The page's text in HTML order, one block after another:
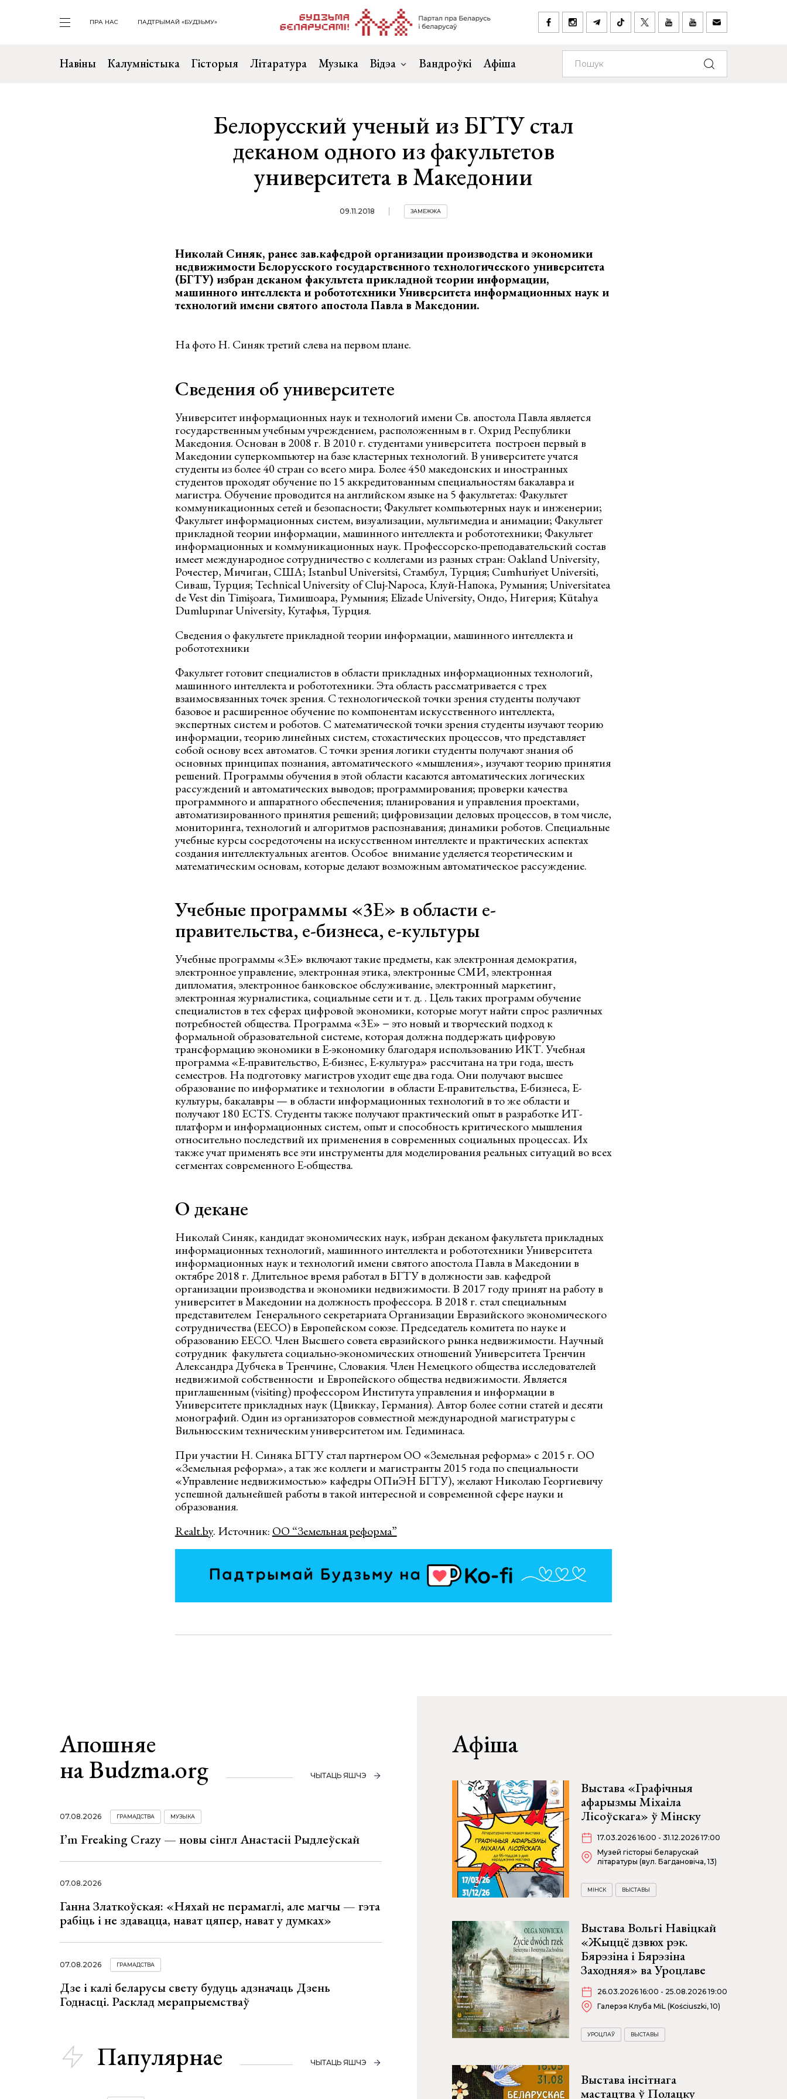
ПРА НАС ПАДТРЫМАЙ «БУДЗЬМУ»
Навіны Калумністыка Гісторыя Літаратура Музыка Відэа Вандроўкі Афіша
Белорусский ученый из БГТУ стал
деканом одного из факультетов
университета в Македонии
09.11.2018 ЗАМЕЖЖА
Николай Синяк, ранее зав.кафедрой организации производства и экономики
недвижимости Белорусского государственного технологического университета
(БГТУ) избран деканом факультета прикладной теории информации,
машинного интеллекта и робототехники Университета информационных наук и
технологий имени святого апостола Павла в Македонии.
На фото Н. Синяк третий слева на первом плане.
Сведения об университете
Университет информационных наук и технологий имени Св. апостола Павла является
государственным учебным учреждением, расположенным в г. Охрид Республики
Македония. Основан в 2008 г. В 2010 г. студентами университета построен первый в
Македонии суперкомпьютер на базе кластерных технологий. В университете учатся
студенты из более 40 стран со всего мира. Более 450 македонских и иностранных
студентов проходят обучение по 15 аккредитованным специальностям бакалавра и
магистра. Обучение проводится на английском языке на 5 факультетах: Факультет
коммуникационных сетей и безопасности; Факультет компьютерных наук и инженерии;
Факультет информационных систем, визуализации, мультимедиа и анимации; Факультет
прикладной теории информации, машинного интеллекта и робототехники; Факультет
информационных и коммуникационных наук. Профессорско-преподавательский состав
имеет международное сотрудничество с коллегами из разных стран: Oakland University,
Рочестер, Мичиган, США; Istanbul Universitsi, Стамбул, Турция; Cumhuriyet Universiti,
Сиваш, Турция; Technical University of Cluj-Napoca, Клуй-Напока, Румыния; Universitatea
de Vest din Timişoara, Тимишоара, Румыния; Elizade University, Ондо, Нигерия; Kütahya
Dumlupınar University, Кутафья, Турция.
Сведения о факультете прикладной теории информации, машинного интеллекта и
робототехники
Факультет готовит специалистов в области прикладных информационных технологий,
машинного интеллекта и робототехники. Эта область рассматривается с трех
взаимосвязанных точек зрения. С технологической точки зрения студенты получают
базовое и расширенное обучение по компонентам искусственного интеллекта,
экспертных систем и роботов. С математической точки зрения студенты изучают теорию
информации, теорию линейных систем, стохастических процессов, что представляет
собой основу всех автоматов. С точки зрения логики студенты получают знания об
основных принципах познания, автоматического «мышления», изучают теорию принятия
решений. Программы обучения в этой области касаются автоматических логических
рассуждений и автоматических выводов; программирования; проверки качества
программного и аппаратного обеспечения; планирования и управления проектами,
автоматизированного принятия решений; цифровизации деловых процессов, в том числе,
мониторинга, технологий и алгоритмов распознавания; динамики роботов. Специальные
учебные курсы сосредоточены на искусственном интеллекте и практических аспектах
создания интеллектуальных агентов. Особое внимание уделяется теоретическим и
математическим основам, которые делают возможным автоматическое рассуждение.
Учебные программы «3E» в области е-
правительства, е-бизнеса, е-культуры
Учебные программы «3E» включают такие предметы, как электронная демократия,
электронное управление, электронная этика, электронные СМИ, электронная
дипломатия, электронное банковское обслуживание, электронный маркетинг,
электронная журналистика, социальные сети и т. д. . Цель таких программ обучение
специалистов в тех сферах цифровой экономики, которые могут найти спрос различных
потребностей общества. Программа «3E» − это новый и творческий подход к
формальной образовательной системе, которая должна поддержать цифровую
трансформацию экономики в Е-экономику благодаря использованию ИКТ. Учебная
программа «Е-правительство, Е-бизнес, Е-культура» рассчитана на три года, шесть
семестров. На подготовку магистров уходит еще два года. Они получают высшее
образование по информатике и технологии в области Е-правительства, Е-бизнеса, Е-
культуры, бакалавры — в области информационных технологий в то же области и
получают 180 ECTS. Студенты также получают практический опыт в разработке ИТ-
платформ и информационных систем, опыт и способность критического мышления
относительно последствий их применения в современных социальных процессах. Их
также учат применять все эти инструменты для моделирования реальных ситуаций во всех
сегментах современного Е-общества.
О декане
Николай Синяк, кандидат экономических наук, избран деканом факультета прикладных
информационных технологий, машинного интеллекта и робототехники Университета
информационных наук и технологий имени святого апостола Павла в Македонии в
октябре 2018 г. Длительное время работал в БГТУ в должности зав. кафедрой
организации производства и экономики недвижимости. В 2017 году принят на работу в
университет в Македонии на должность профессора. В 2018 г. стал специальным
представителем Генерального секретариата Организации Евразийского экономического
сотрудничества (EECO) в Европейском союзе. Председатель комитета по науке и
образованию EECO. Член Высшего совета евразийского рынка недвижимости. Научный
сотрудник факультета социально-экономических отношений Университета Тренчин
Александра Дубчека в Тренчине, Словакия. Член Немецкого общества исследователей
недвижимой собственности и Европейского общества недвижимости. Является
приглашенным (visiting) профессором Института управления и информации в
Университете прикладных наук (Цвиккау, Германия). Автор более сотни статей и десяти
монографий. Один из организаторов совместной международной магистратуры с
Вильнюсским техническим университетом им. Гедиминаса.
При участии Н. Синяка БГТУ стал партнером ОО «Земельная реформа» с 2015 г. ОО
«Земельная реформа», а так же коллеги и магистранты 2015 года по специальности
«Управление недвижимостью» кафедры ОПиЭН БГТУ), желают Николаю Георгиевичу
успешной дальнейшей работы в такой интересной и современной сфере науки и
образования.
Realt.by. Источник: ОО “Земельная реформа”
Апошняе
на Budzma.org
ЧЫТАЦЬ ЯШЧЭ
07.08.2026 ГРАМАДСТВА МУЗЫКА
I’m Freaking Crazy — новы сінгл Анастасіі Рыдлеўскай
07.08.2026
Ганна Златкоўская: «Няхай не перамаглі, але магчы — гэта
рабіць і не здавацца, нават цяпер, нават у думках»
07.08.2026 ГРАМАДСТВА
Дзе і калі беларусы свету будуць адзначаць Дзень
Годнасці. Расклад мерапрыемстваў
Папулярнае ЧЫТАЦЬ ЯШЧЭ
Афіша
Выстава «Графічныя
афарызмы Міхаіла
Лісоўскага» ў Мінску
17.03.2026 16:00 - 31.12.2026 17:00
Музей гісторыі беларускай
літаратуры (вул. Багдановіча, 13)
МІНСК ВЫСТАВЫ
Выстава Вольгі Навіцкай
«Жыццё дзвюх рэк.
Бярэзіна і Бярэзіна
Заходняя» ва Уроцлаве
26.03.2026 16:00 - 25.08.2026 19:00
Галерэя Клуба MiL (Kościuszki, 10)
УРОЦЛАЎ ВЫСТАВЫ
Выстава інсітнага
мастацтва ў Полацку